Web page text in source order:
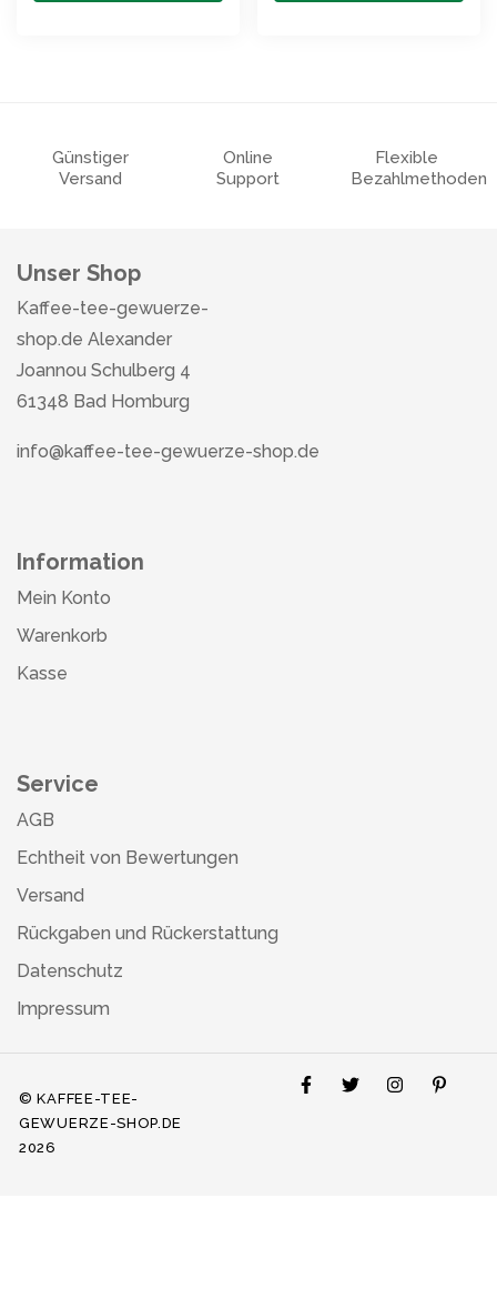
Günstiger
Versand
Online
Support
Flexible
Bezahlmethoden
Unser Shop
Kaffee-tee-gewuerze-
shop.de Alexander
Joannou Schulberg 4
61348 Bad Homburg
info@kaffee-tee-gewuerze-shop.de
Information
Mein Konto
Warenkorb
Kasse
Service
AGB
Echtheit von Bewertungen
Versand
Rückgaben und Rückerstattung
Datenschutz
Impressum
© KAFFEE-TEE-
GEWUERZE-SHOP.DE
2026